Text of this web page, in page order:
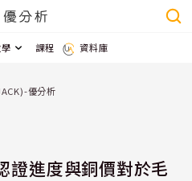
課程 資料庫
優分析
證進度與銅價對於毛